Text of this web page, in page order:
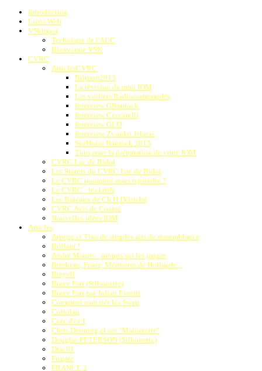
Introduction
Liens Web
VSkipper
Technique de l'ACC
Bienvenue VSK
CVRC
ArticlesCVRC
Britpop2013
La révision de mon IOM
Les voiliers Radiocommandés
Interview GBantock
Interview Ceccarelli
Interview GLD
Interview Zvonko Jelacic
SeaHorse Bantock 2015
Tuto pour la préparation de votre IOM
CVRC Lac de Bidot
Les Statuts du CVRC Lac de Bidot
Le CVRC pourquoi nous rejoindre ?
Le CVRC : les tarifs
Les Bateaux de Ch.H.Détriché
CVRC Avis de Course
Nouvelles idées IOM
Articles
Arpege et Tina de simples airs de ressemblance
Brillant !
André Mauric : propos sur les jauges
Breskens, Franz, Mémoires de Hollande...
Breyell
Bruce Farr (Silhouette)
Bruce Farr par Julian Everitt
Comment sont nés les Swan
Coriolan
Cote d'or 1
Chris Dunning et ses "Marionette"
Douglas PETERSON (Silhouette)
Drac01
Frigate
FRANCE 2